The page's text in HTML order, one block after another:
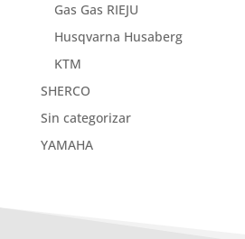
Gas Gas RIEJU
Husqvarna Husaberg
KTM
SHERCO
Sin categorizar
YAMAHA